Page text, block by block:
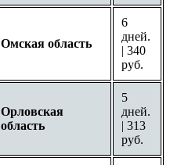
Омская область
6
дней.
| 340
руб.
Орловская
область
5
дней.
| 313
руб.